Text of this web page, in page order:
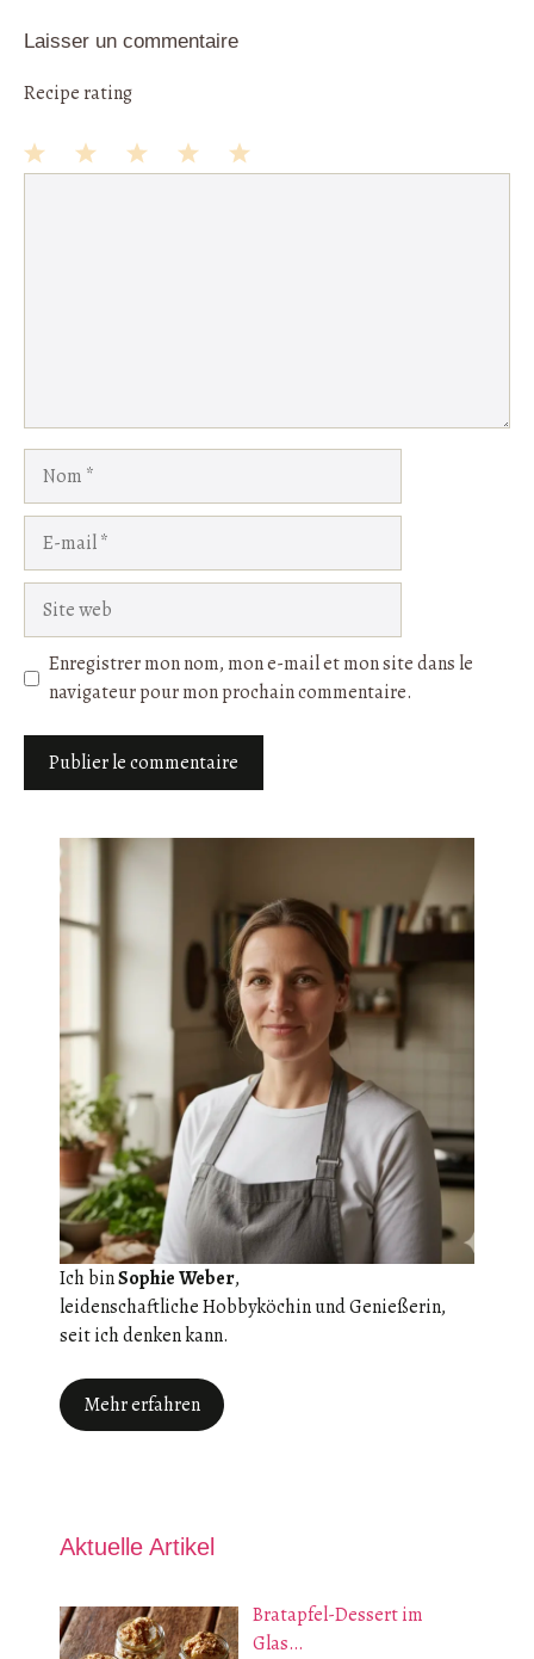
Laisser un commentaire
Recipe rating
mail
web
Enregistrer mon nom, mon e-mail et mon site dans le
navigateur pour mon prochain commentaire.
Ich binSophie Weber,
leidenschaftliche Hobbyköchin und Genießerin,
seit ich denken kann.
Mehr erfahren
Aktuelle Artikel
Bratapfel-Dessert im
Glas…